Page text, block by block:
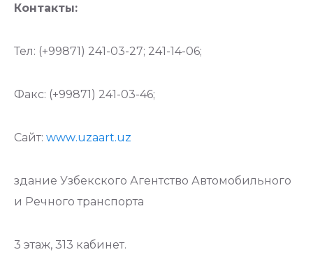
Контакты:
Тел: (+99871) 241-03-27; 241-14-06;
Факс: (+99871) 241-03-46;
Сайт: www.uzaart.uz
здание Узбекского Агентство Автомобильного
и Речного транспорта
3 этаж, 313 кабинет.